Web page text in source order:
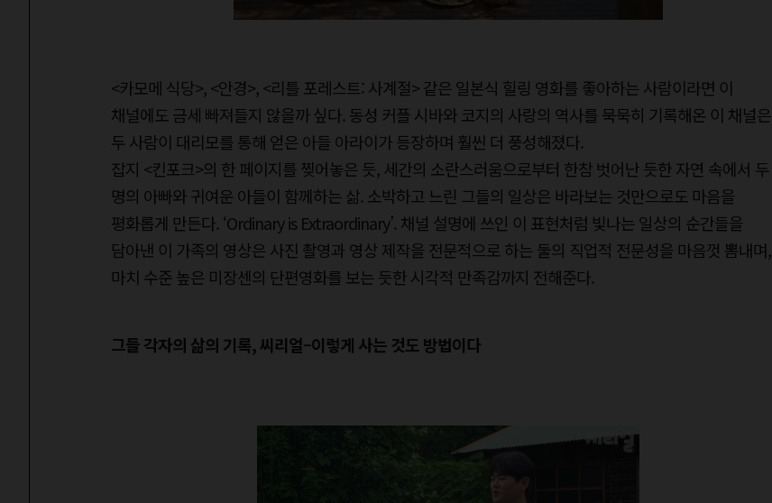
<카모메 식당>, <안경>, <리틀 포레스트: 사계절> 같은 일본식 힐링 영화를 좋아하는 사람이라면 이
채널에도 금세 빠져들지 않을까 싶다. 동성 커플 시바와 코지의 사랑의 역사를 묵묵히 기록해온 이 채널은
두 사람이 대리모를 통해 얻은 아들 아라이가 등장하며 훨씬 더 풍성해졌다.
잡지 <킨포크>의 한 페이지를 찢어놓은 듯, 세간의 소란스러움으로부터 한참 벗어난 듯한 자연 속에서 두
명의 아빠와 귀여운 아들이 함께하는 삶. 소박하고 느린 그들의 일상은 바라보는 것만으로도 마음을
평화롭게 만든다. ‘Ordinary is Extraordinary’. 채널 설명에 쓰인 이 표현처럼 빛나는 일상의 순간들을
담아낸 이 가족의 영상은 사진 촬영과 영상 제작을 전문적으로 하는 둘의 직업적 전문성을 마음껏 뽐내며,
마치 수준 높은 미장센의 단편영화를 보는 듯한 시각적 만족감까지 전해준다.
그들 각자의 삶의 기록, 씨리얼–이렇게 사는 것도 방법이다